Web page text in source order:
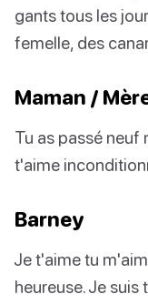
gants tous les
femelle, des
Maman /
Tu as passé neuf
t'aime
Barney
Je t'aime tu
heureuse. Je